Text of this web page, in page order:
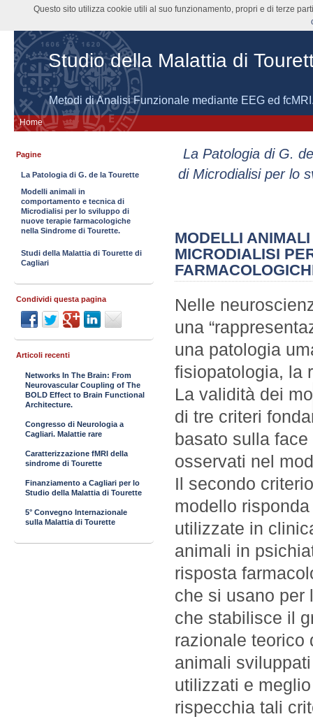
Studio della Malattia di
Metodi di Analisi Funzionale mediante EEG ed
Home
La Patologia di G.
di Microdialisi per lo
MODELLI
MICRODIALISI
Nelle
una
una patologia
fisiopatologia, la
La validità dei
di tre criteri
basato sulla
osservati nel
Il secondo
modello
utilizzate in
animali in
risposta
che si usano per
che stabilisce il
razionale teorico
animali
utilizzati e
rispecchia tali
Pagine
La Patologia di G. de la Tourette
Modelli animali in
comportamento e tecnica di
Microdialisi per lo sviluppo di
nuove terapie farmacologiche
nella Sindrome di Tourette.
Studi della Malattia di Tourette di
Cagliari
Condividi questa pagina
Articoli recenti
Networks In The Brain: From
Neurovascular Coupling of The
BOLD Effect to Brain Functional
Architecture.
Congresso di Neurologia a
Cagliari. Malattie rare
Caratterizzazione fMRI della
sindrome di Tourette
Finanziamento a Cagliari per lo
Studio della Malattia di Tourette
5° Convegno Internazionale
sulla Malattia di Tourette
Questo sito utilizza cookie utili al suo funzionamento, propri e di terze